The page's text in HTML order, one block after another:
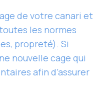
de votre canari et
les normes
propreté). Si
nouvelle cage qui
afin d’assurer